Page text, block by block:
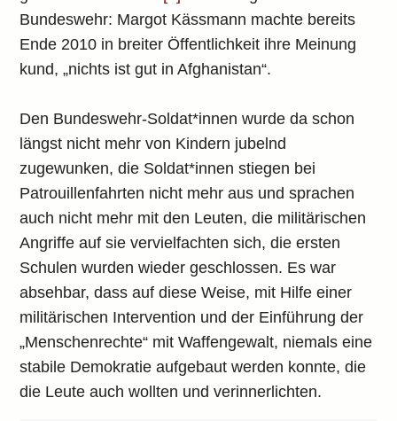
Bundeswehr: Margot Kässmann machte bereits
Ende 2010 in breiter Öffentlichkeit ihre Meinung
kund, „nichts ist gut in Afghanistan“.
Den Bundeswehr-Soldat*innen wurde da schon
längst nicht mehr von Kindern jubelnd
zugewunken, die Soldat*innen stiegen bei
Patrouillenfahrten nicht mehr aus und sprachen
auch nicht mehr mit den Leuten, die militärischen
Angriffe auf sie vervielfachten sich, die ersten
Schulen wurden wieder geschlossen. Es war
absehbar, dass auf diese Weise, mit Hilfe einer
militärischen Intervention und der Einführung der
„Menschenrechte“ mit Waffengewalt, niemals eine
stabile Demokratie aufgebaut werden konnte, die
die Leute auch wollten und verinnerlichten.